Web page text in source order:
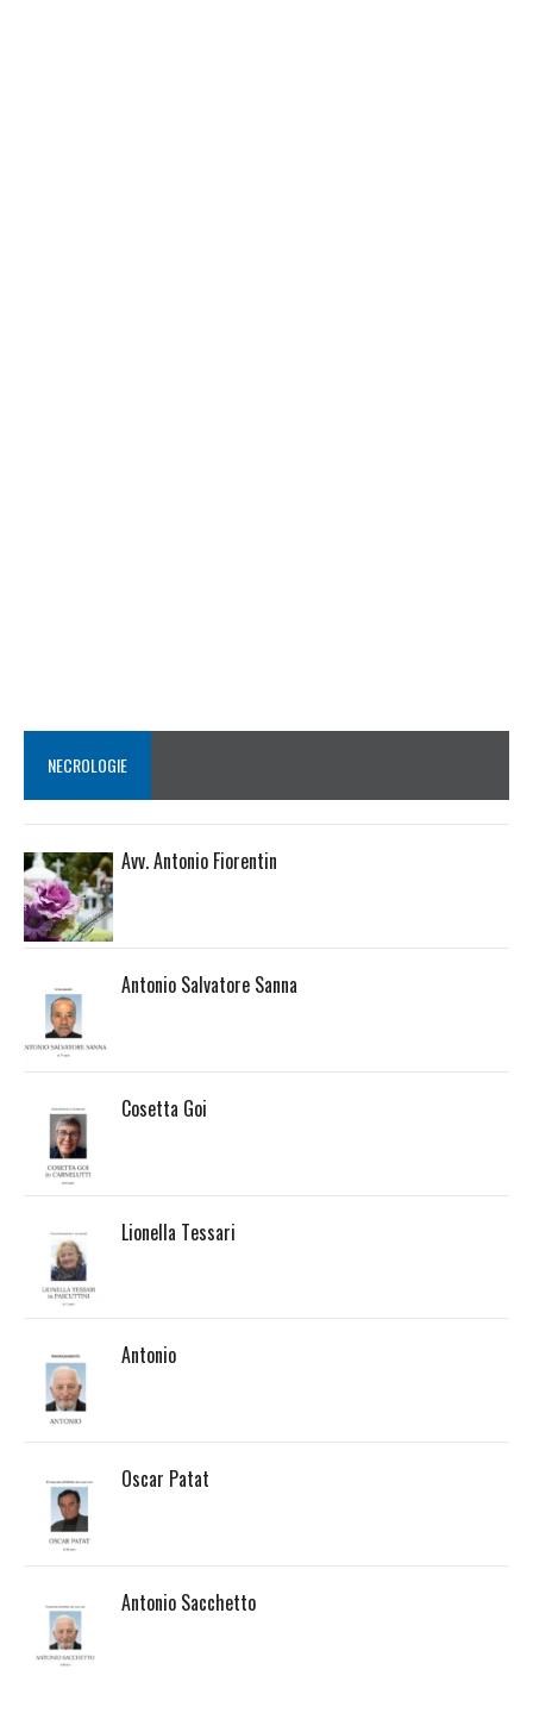
NECROLOGIE
Avv. Antonio Fiorentin
Antonio Salvatore Sanna
Cosetta Goi
Lionella Tessari
Antonio
Oscar Patat
Antonio Sacchetto